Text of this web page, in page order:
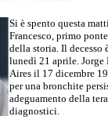
Si è spento questa
Francesco, primo
della storia. Il
lunedì 21 aprile.
Aires il 17 dicembre
per una bronchite
adeguamento della
diagnostici.